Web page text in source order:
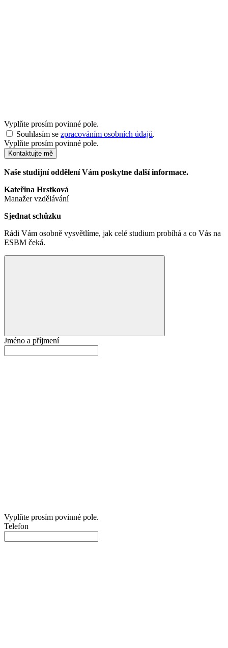
Vyplňte prosím povinné pole.
Souhlasím se zpracováním osobních údajů.
Vyplňte prosím povinné pole.
Kontaktujte mě
Naše studijní oddělení Vám poskytne další informace.
Kateřina Hrstková
Manažer vzdělávání
Sjednat schůzku
Rádi Vám osobně vysvětlíme, jak celé studium probíhá a co Vás na
ESBM čeká.
Jméno a příjmení
Vyplňte prosím povinné pole.
Telefon